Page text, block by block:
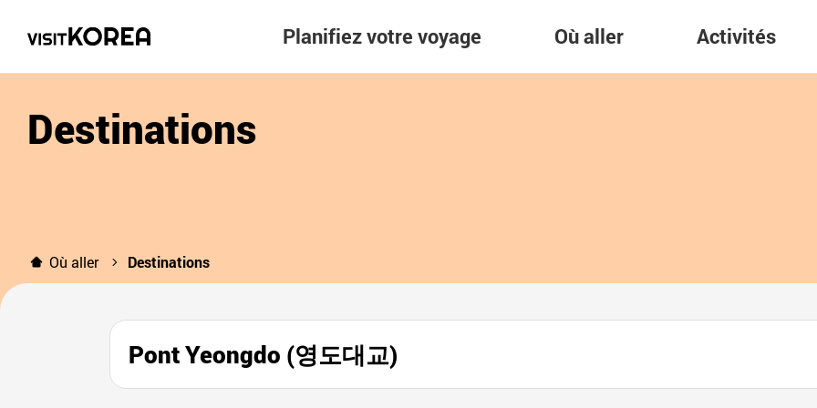
Planifiez votre voyage Où aller Activités
Destinations
Où aller Destinations
Pont Yeongdo (영도대교)